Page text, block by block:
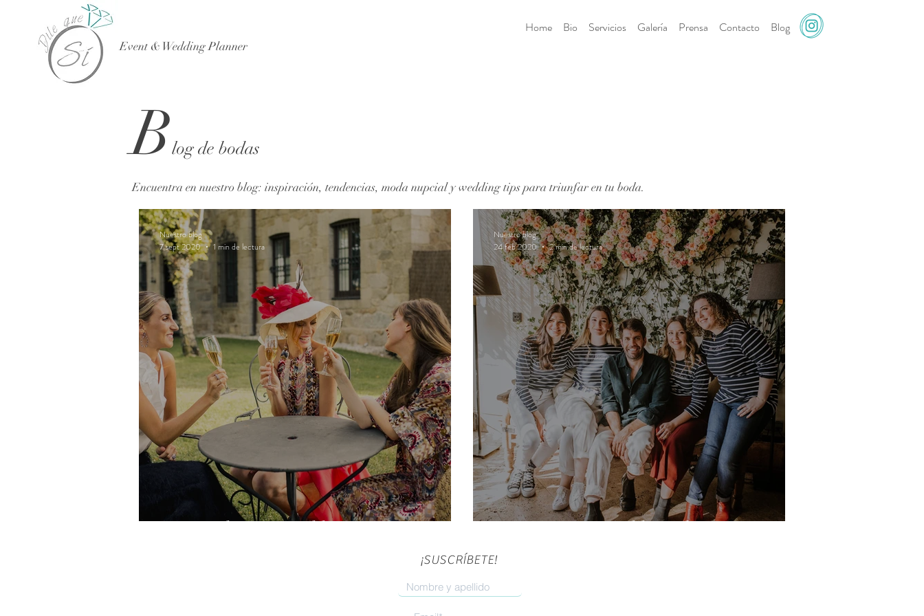
Home Bio Servicios Galería Prensa Contacto Blog
Blog de bodas
Encuentra en nuestro blog: inspiración, tendencias, moda nupcial y wedding tips para triunfar en tu boda.
Una tarde "muy wedding" entre amigas
Nuestro blog
7 sept 2020
1 min de lectura
Oui Novias & Wedding Planners
Nuestro blog
24 feb 2020
2 min de lectura
¡SUSCRÍBETE!
Event & Wedding Planner